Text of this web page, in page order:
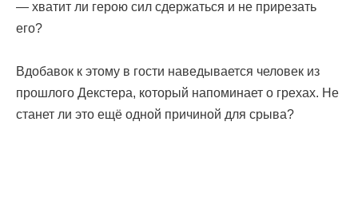
— хватит ли герою сил сдержаться и не прирезать
его?
Вдобавок к этому в гости наведывается человек из
прошлого Декстера, который напоминает о грехах. Не
станет ли это ещё одной причиной для срыва?